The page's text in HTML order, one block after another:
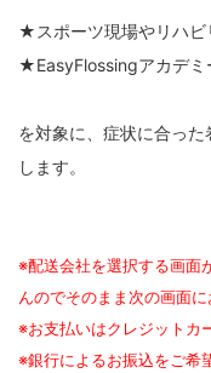
★スポーツ現場やリハビ
★EasyFlossingアカデミ
を対象に、症状に合っ
します。
※配送会社を選択する画面
んのでそのまま次の画面に
※お支払いはクレジットカ
※銀行によるお振込をご希